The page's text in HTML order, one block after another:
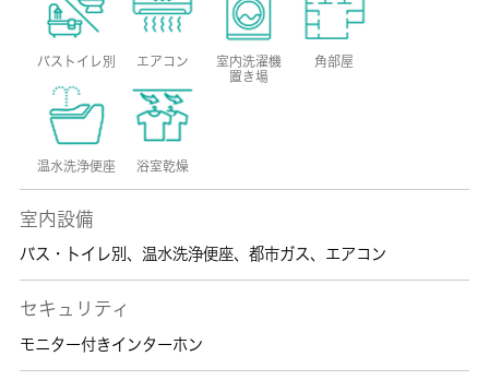
バストイレ別 エアコン
室内洗濯機
置き場
角部屋
温水洗浄便座 浴室乾燥
室内設備
バス・トイレ別 、 温水洗浄便座、 都市ガス、 エアコン
セキュリティ
モニター付きインターホン